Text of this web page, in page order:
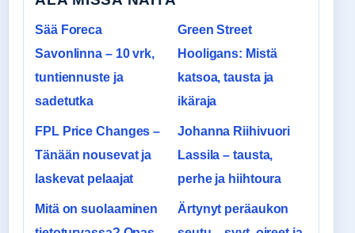
Sää Foreca
Savonlinna – 10 vrk,
tuntiennuste ja
sadetutka
Green Street
Hooligans: Mistä
katsoa, tausta ja
ikäraja
FPL Price Changes –
Tänään nousevat ja
laskevat pelaajat
Johanna Riihivuori
Lassila – tausta,
perhe ja hiihtoura
Mitä on suolaaminen
Ärtynyt peräaukon